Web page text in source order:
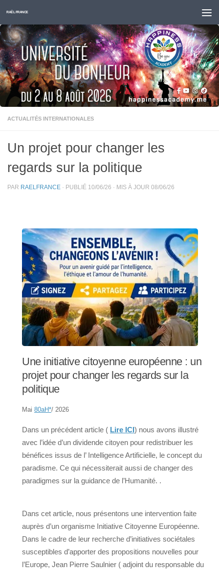
Skip to content
RAËL FRANCE
ACTUALITÉS INTERNATIONALES
Un projet pour changer les
regards sur la politique
PAR RAELFRANCE · PUBLIÉ 10/06/26 · MIS À JOUR 08/06/26
Une initiative citoyenne européenne : un
projet pour changer les regards sur la
politique
Mai 80aH*/ 2026
Dans un précédent article ( Lire ICI) nous avons illustré
avec l’idée d’un dividende citoyen pour redistribuer les
bénéfices issus de l’ Intelligence Artificielle, le concept du
paradisme. Ce qui nécessiterait aussi de changer des
paradigmes sur la guidance de l’Humanité. .
Dans cet article, nous présentons une intervention faite
auprès d’un organisme Initiative Citoyenne Européenne.
Dans le cadre de leur recherche d’initiatives sociétales
susceptibles d’apporter des propositions nouvelles pour
l’Europe, Jean Pierre Saulnier ( adjoint du responsable du